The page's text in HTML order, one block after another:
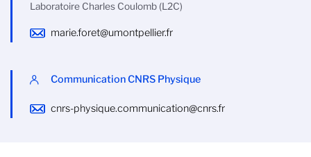
Laboratoire Charles Coulomb (L2C)
marie.foret@umontpellier.fr
Communication CNRS Physique
cnrs-physique.communication@cnrs.fr